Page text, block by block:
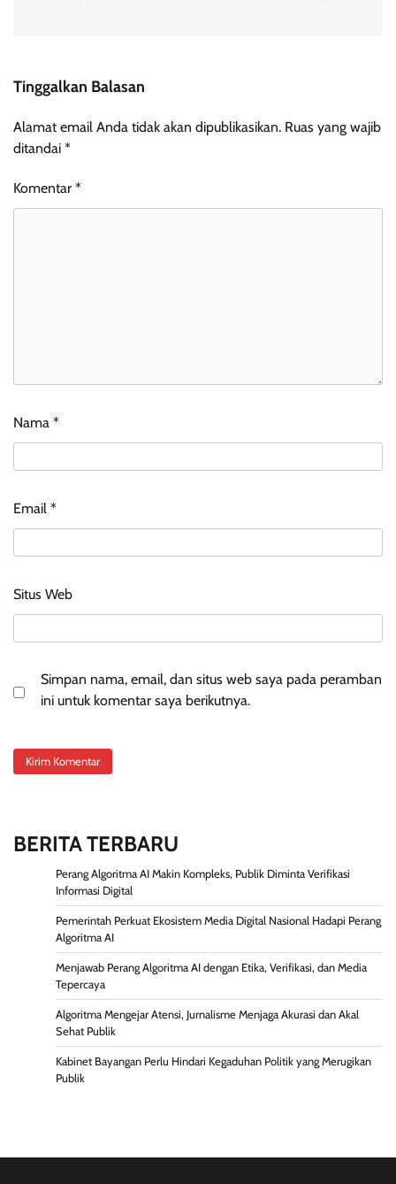
Tinggalkan Balasan
Alamat email Anda tidak akan dipublikasikan. Ruas yang wajib
ditandai *
Komentar *
Nama *
Email *
Situs Web
Simpan nama, email, dan situs web saya pada peramban
ini untuk komentar saya berikutnya.
BERITA TERBARU
Perang Algoritma AI Makin Kompleks, Publik Diminta Verifikasi
Informasi Digital
Pemerintah Perkuat Ekosistem Media Digital Nasional Hadapi Perang
Algoritma AI
Menjawab Perang Algoritma AI dengan Etika, Verifikasi, dan Media
Tepercaya
Algoritma Mengejar Atensi, Jurnalisme Menjaga Akurasi dan Akal
Sehat Publik
Kabinet Bayangan Perlu Hindari Kegaduhan Politik yang Merugikan
Publik